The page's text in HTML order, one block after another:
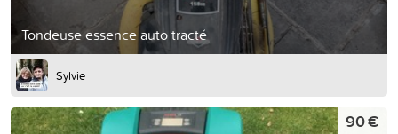
Tondeuse essence auto tracté
Sylvie
90 €